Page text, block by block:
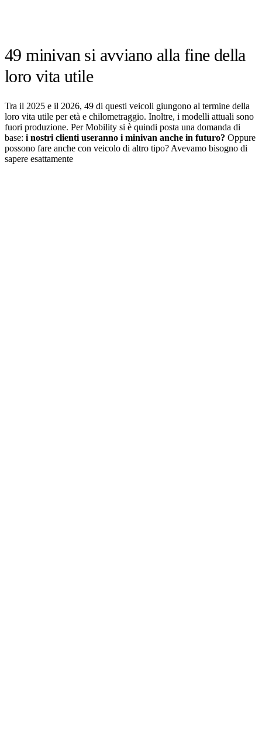
49 minivan si avviano alla fine della
loro vita utile
Tra il 2025 e il 2026, 49 di questi veicoli giungono al termine della
loro vita utile per età e chilometraggio. Inoltre, i modelli attuali sono
fuori produzione. Per Mobility si è quindi posta una domanda di
base: i nostri clienti useranno i minivan anche in futuro? Oppure
possono fare anche con veicolo di altro tipo? Avevamo bisogno di
sapere esattamente